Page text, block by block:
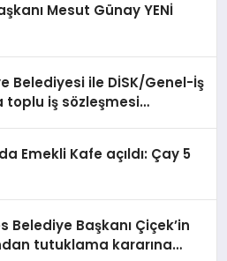
Mesut Günay YENİ
Belediyesi ile DİSK/Genel-İş
toplu iş sözleşmesi
Emekli Kafe açıldı: Çay 5
Belediye Başkanı Çiçek’in
tutuklama kararına